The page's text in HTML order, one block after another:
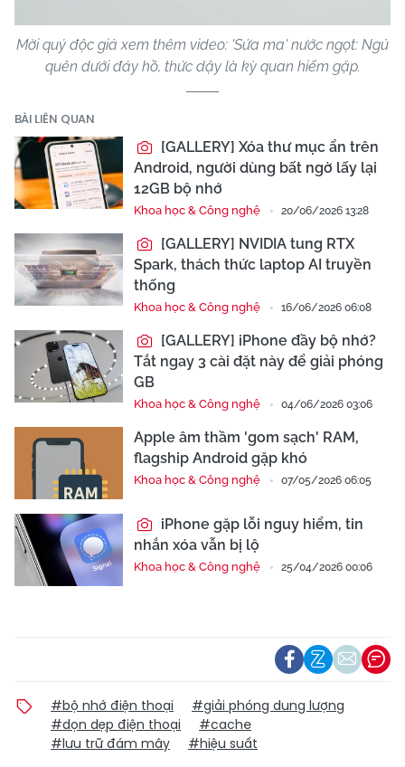
Mời quý độc giả xem thêm video: 'Sứa ma' nước ngọt: Ngủ
quên dưới đáy hồ, thức dậy là kỳ quan hiếm gặp.
BÀI LIÊN QUAN
[GALLERY] Xóa thư mục ẩn trên
Android, người dùng bất ngờ lấy lại
12GB bộ nhớ
Khoa học & Công nghệ 20/06/2026 13:28
[GALLERY] NVIDIA tung RTX
Spark, thách thức laptop AI truyền
thống
Khoa học & Công nghệ 16/06/2026 06:08
[GALLERY] iPhone đầy bộ nhớ?
Tắt ngay 3 cài đặt này để giải phóng
GB
Khoa học & Công nghệ 04/06/2026 03:06
Apple âm thầm 'gom sạch' RAM,
flagship Android gặp khó
Khoa học & Công nghệ 07/05/2026 06:05
iPhone gặp lỗi nguy hiểm, tin
nhắn xóa vẫn bị lộ
Khoa học & Công nghệ 25/04/2026 00:06
#bộ nhớ điện thoại
#giải phóng dung lượng
#dọn dẹp điện thoại
#cache
#lưu trữ đám mây
#hiệu suất